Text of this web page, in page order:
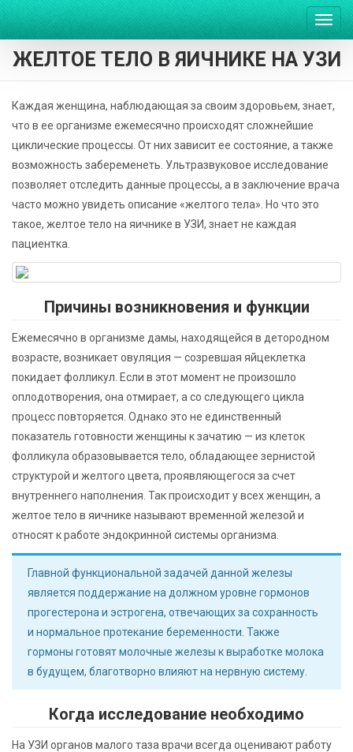
ЖЕЛТОЕ ТЕЛО В ЯИЧНИКЕ НА УЗИ
Каждая женщина, наблюдающая за своим здоровьем, знает,
что в ее организме ежемесячно происходят сложнейшие
циклические процессы. От них зависит ее состояние, а также
возможность забеременеть. Ультразвуковое исследование
позволяет отследить данные процессы, а в заключение врача
часто можно увидеть описание «желтого тела». Но что это
такое, желтое тело на яичнике в УЗИ, знает не каждая
пациентка.
Причины возникновения и функции
Ежемесячно в организме дамы, находящейся в детородном
возрасте, возникает овуляция — созревшая яйцеклетка
покидает фолликул. Если в этот момент не произошло
оплодотворения, она отмирает, а со следующего цикла
процесс повторяется. Однако это не единственный
показатель готовности женщины к зачатию — из клеток
фолликула образовывается тело, обладающее зернистой
структурой и желтого цвета, проявляющегося за счет
внутреннего наполнения. Так происходит у всех женщин, а
желтое тело в яичнике называют временной железой и
относят к работе эндокринной системы организма.
Главной функциональной задачей данной железы
является поддержание на должном уровне гормонов
прогестерона и эстрогена, отвечающих за сохранность
и нормальное протекание беременности. Также
гормоны готовят молочные железы к выработке молока
в будущем, благотворно влияют на нервную систему.
Когда исследование необходимо
На УЗИ органов малого таза врачи всегда оценивают работу